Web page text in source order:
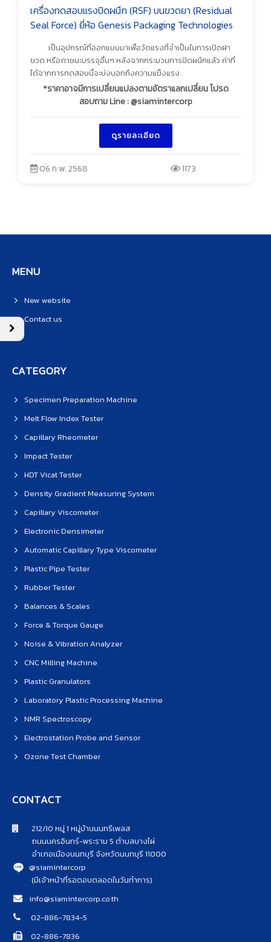
เครื่องทดสอบแรงปิดผนึก (RSF) บนขวดยา (Residual
Seal Force) ยี่ห้อ Genesis Packaging Technologies
เป็นอุปกรณ์ที่ออกแบบมาเพื่อวัดแรงที่จำเป็นในการเปิดฝา
ขวด หรือภาชนะบรรจุอื่นๆ หลังจากกระบวนการปิดผนึกแล้ว ค่าที่
ได้จากการทดสอบนี้จะบ่งบอกถึงความแข็งแรง
*ราคาอาจมีการเปลี่ยนแปลงตามอัตราแลกเปลี่ยน โปรด
สอบถาม Line : @siamintercorp
ดูรายละเอียด
06 ก.พ. 2568 1173
MENU
New website
Contact us
CATEGORY
Specimen Preparation Machine
Melt Flow Index Tester
Capillary Rheometer
Impact Tester
HDT Vicat Tester
Density Gradient Measuring System
Capillary Viscometer
Electronic Densimeter
Automatic Capillary Type Viscometer
Plastic Pipe Tester
Rubber Tester
Balances & Scales
Force & Torque Gauge
Noise & Vibration Analyzer
CNC Milling Machine
Plastic Granulators
Laboratory Plastic Processing Machine
NMR Spectroscopy
Electrostation Probe and Sensor
Ozone Test Chamber
CONTACT
212/10 หมู่ 1 หมู่บ้านนนทรีเพลส
ถนนนครอินทร์-พระราม 5 ตำบลบางไผ่
อำเภอเมืองนนทบุรี จังหวัดนนทบุรี 11000
@siamintercorp
(มีเจ้าหน้าที่รอตอบตลอดในวันทำการ)
info@siamintercorp.co.th
02-886-7834-5
02-886-7836